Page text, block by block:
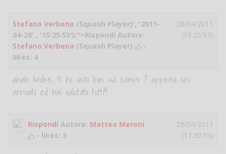
Stefano Verbena (Squash Player)', '2011-
04-28' , '15:25:53');">Rispondi Autore:
Stefano Verbena (Squash Player)
-
likes: 4
28/04/2011
(15:25:53)
ahah Andre, ti ho visto live sul campo 7 appena sei
arrivato ed hai salutato tutti!!!
Rispondi Autore: Matteo Meroni
- likes: 3
29/04/2011
(17:30:15)